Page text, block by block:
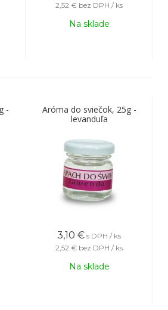
2,52 € bez DPH / ks
Na sklade
-
Aróma do sviečok, 25g -
levanduľa
3,10 € s DPH / ks
2,52 € bez DPH / ks
Na sklade